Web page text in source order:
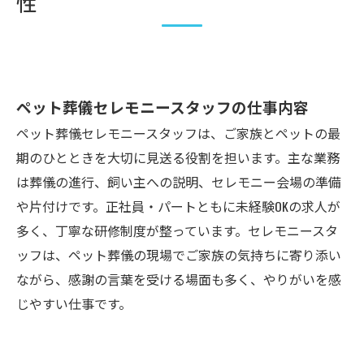
ペット葬儀セレモニースタッフの仕事内容
ペット葬儀セレモニースタッフは、ご家族とペットの最
期のひとときを大切に見送る役割を担います。主な業務
は葬儀の進行、飼い主への説明、セレモニー会場の準備
や片付けです。正社員・パートともに未経験OKの求人が
多く、丁寧な研修制度が整っています。セレモニースタ
ッフは、ペット葬儀の現場でご家族の気持ちに寄り添い
ながら、感謝の言葉を受ける場面も多く、やりがいを感
じやすい仕事です。